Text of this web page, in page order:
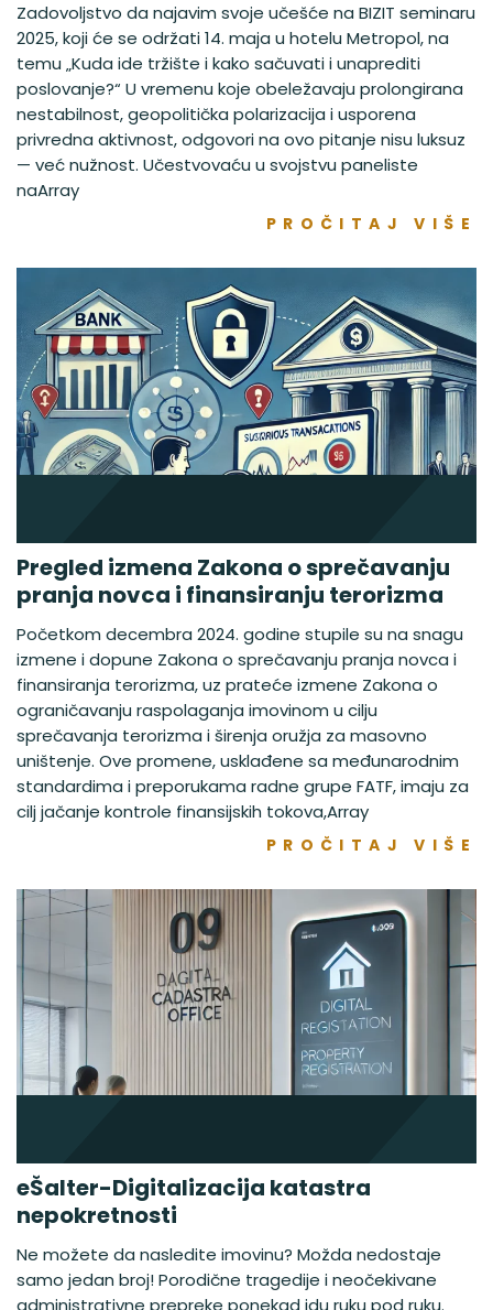
Zadovoljstvo da najavim svoje učešće na BIZIT seminaru
2025, koji će se održati 14. maja u hotelu Metropol, na
temu „Kuda ide tržište i kako sačuvati i unaprediti
poslovanje?“ U vremenu koje obeležavaju prolongirana
nestabilnost, geopolitička polarizacija i usporena
privredna aktivnost, odgovori na ovo pitanje nisu luksuz
— već nužnost. Učestvovaću u svojstvu paneliste
naArray
PROČITAJ VIŠE
Pregled izmena Zakona o sprečavanju
pranja novca i finansiranju terorizma
Početkom decembra 2024. godine stupile su na snagu
izmene i dopune Zakona o sprečavanju pranja novca i
finansiranja terorizma, uz prateće izmene Zakona o
ograničavanju raspolaganja imovinom u cilju
sprečavanja terorizma i širenja oružja za masovno
uništenje. Ove promene, usklađene sa međunarodnim
standardima i preporukama radne grupe FATF, imaju za
cilj jačanje kontrole finansijskih tokova,Array
PROČITAJ VIŠE
eŠalter-Digitalizacija katastra
nepokretnosti
Ne možete da nasledite imovinu? Možda nedostaje
samo jedan broj! Porodične tragedije i neočekivane
administrativne prepreke ponekad idu ruku pod ruku.